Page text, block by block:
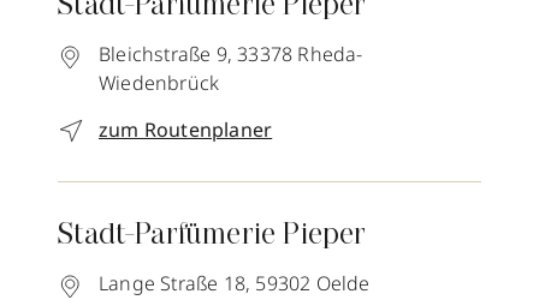
Stadt-Parfümerie Pieper
Bleichstraße 9, 33378 Rheda-
Wiedenbrück
zum Routenplaner
Stadt-Parfümerie Pieper
Lange Straße 18, 59302 Oelde